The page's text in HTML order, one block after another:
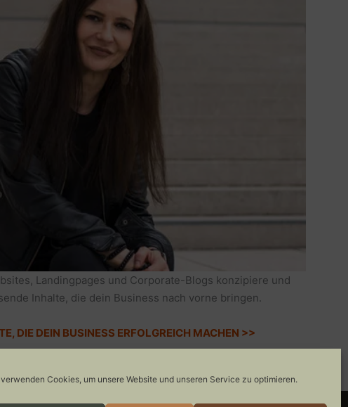
Cookies, um unsere Website und unseren Service zu optimieren.
Landingpages und Corporate-Blogs konzipiere und
Inhalte, die dein Business nach vorne bringen.
DIE DEIN BUSINESS ERFOLGREICH MACHEN >>